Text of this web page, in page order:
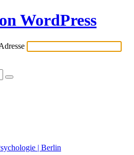
WordPress
| Berlin